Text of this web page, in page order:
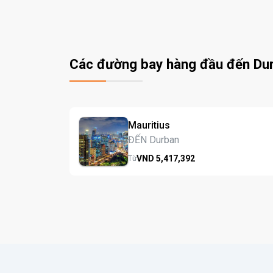
Các đường bay hàng đầu đến
Mauritius
ĐẾN Durban
TừVND 5,417,392